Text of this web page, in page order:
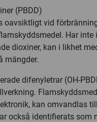
(PBDD)
oavsiktligt vid
Har inte
dioxiner, kan i likhet
mängder.
difenyletrar (OH-
kan omvandlas
också identifierats som